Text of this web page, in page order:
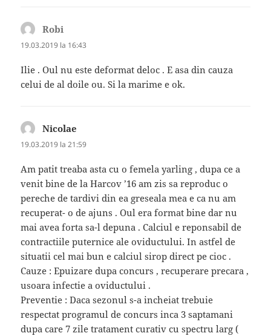
Robi
19.03.2019 la 16:43
Ilie . Oul nu este deformat deloc . E asa din cauza
celui de al doile ou. Si la marime e ok.
Nicolae
19.03.2019 la 21:59
Am patit treaba asta cu o femela yarling , dupa ce a
venit bine de la Harcov ’16 am zis sa reproduc o
pereche de tardivi din ea greseala mea e ca nu am
recuperat- o de ajuns . Oul era format bine dar nu
mai avea forta sa-l depuna . Calciul e reponsabil de
contractiile puternice ale oviductului. In astfel de
situatii cel mai bun e calciul sirop direct pe cioc .
Cauze : Epuizare dupa concurs , recuperare precara ,
usoara infectie a oviductului .
Preventie : Daca sezonul s-a incheiat trebuie
respectat programul de concurs inca 3 saptamani
dupa care 7 zile tratament curativ cu spectru larg (